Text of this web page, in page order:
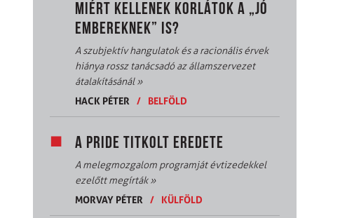
MIÉRT KELLENEK KORLÁTOK A „JÓ
EMBEREKNEK” IS?
A szubjektív hangulatok és a racionális érvek
hiánya rossz tanácsadó az államszervezet
átalakításánál»
HACK PÉTER
/ BELFÖLD
A PRIDE TITKOLT EREDETE
A melegmozgalom programját évtizedekkel
ezelőtt megírták»
MORVAY PÉTER
/ KÜLFÖLD